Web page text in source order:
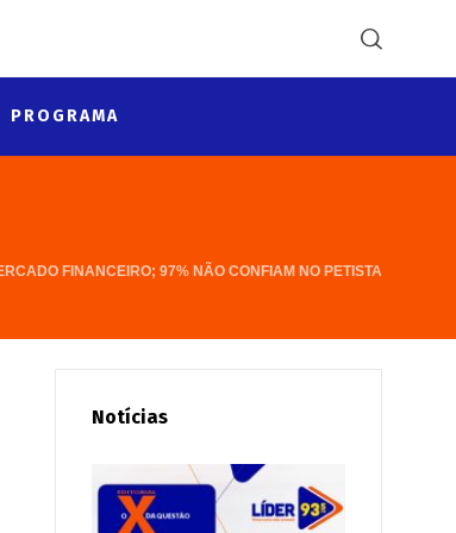
PROGRAMA
FINANCEIRO; 97% NÃO CONFIAM NO PETISTA
Notícias